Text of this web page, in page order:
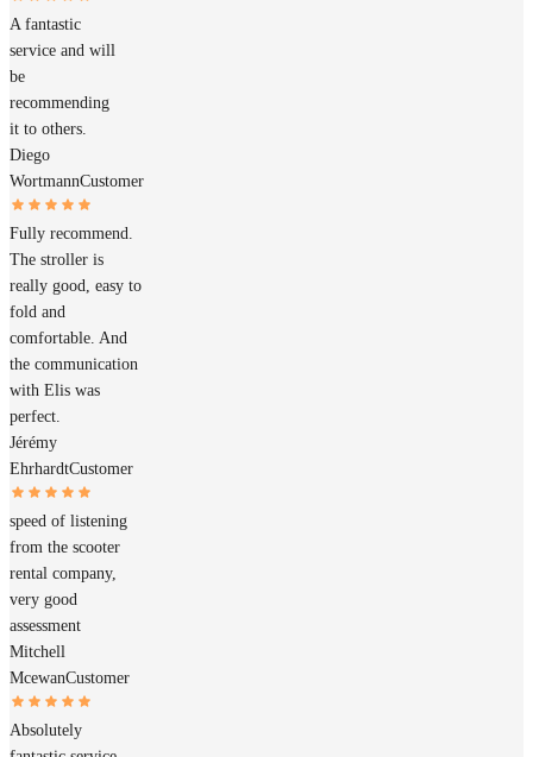
A fantastic
service and will
be
recommending
it to others.
Diego
WortmannCustomer
Fully recommend.
The stroller is
really good, easy to
fold and
comfortable. And
the communication
with Elis was
perfect.
Jérémy
EhrhardtCustomer
speed of listening
from the scooter
rental company,
very good
assessment
Mitchell
McewanCustomer
Absolutely